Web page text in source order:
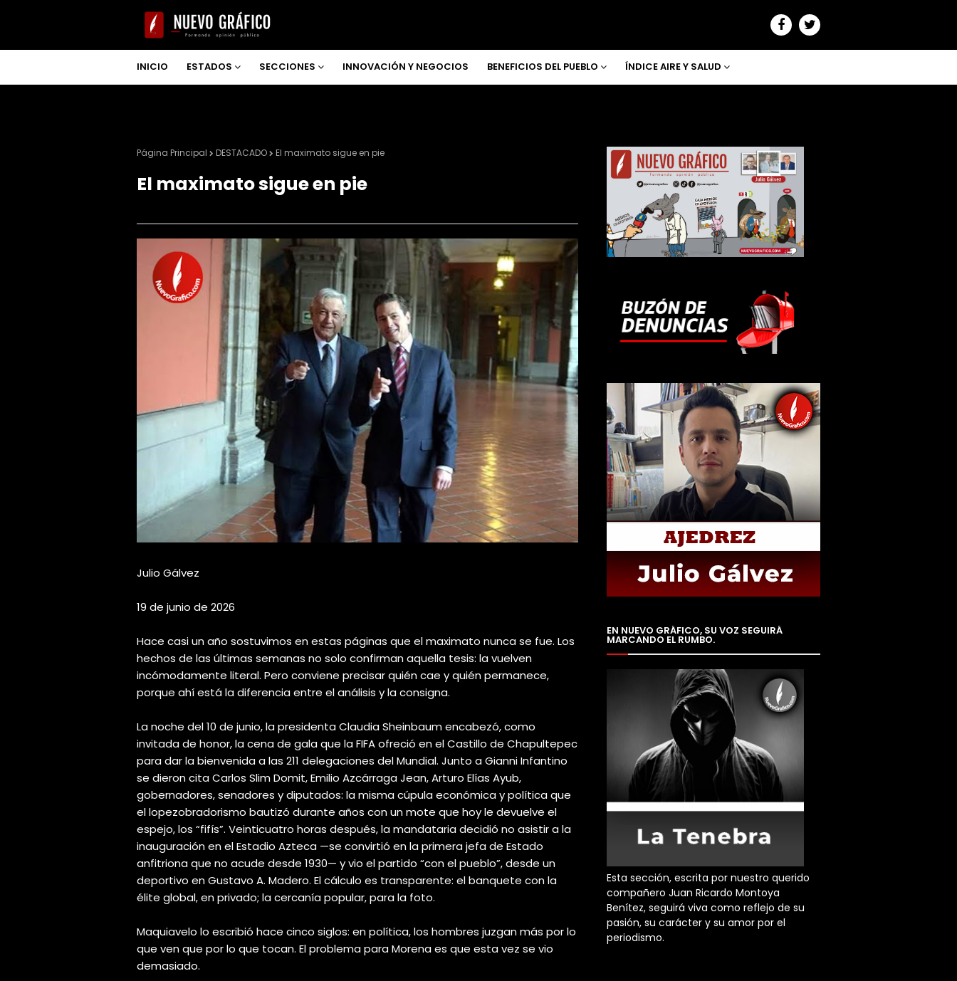
INICIO ESTADOS SECCIONES INNOVACIÓN Y NEGOCIOS BENEFICIOS DEL PUEBLO ÍNDICE AIRE Y SALUD
Página Principal DESTACADO El maximato sigue en pie
El maximato sigue en pie
Julio Gálvez
19 de junio de 2026
Hace casi un año sostuvimos en estas páginas que el maximato nunca se fue. Los
hechos de las últimas semanas no solo confirman aquella tesis: la vuelven
incómodamente literal. Pero conviene precisar quién cae y quién permanece,
porque ahí está la diferencia entre el análisis y la consigna.
La noche del 10 de junio, la presidenta Claudia Sheinbaum encabezó, como
invitada de honor, la cena de gala que la FIFA ofreció en el Castillo de Chapultepec
para dar la bienvenida a las 211 delegaciones del Mundial. Junto a Gianni Infantino
se dieron cita Carlos Slim Domit, Emilio Azcárraga Jean, Arturo Elías Ayub,
gobernadores, senadores y diputados: la misma cúpula económica y política que
el lopezobradorismo bautizó durante años con un mote que hoy le devuelve el
espejo, los “fifís”. Veinticuatro horas después, la mandataria decidió no asistir a la
inauguración en el Estadio Azteca —se convirtió en la primera jefa de Estado
anfitriona que no acude desde 1930— y vio el partido “con el pueblo”, desde un
deportivo en Gustavo A. Madero. El cálculo es transparente: el banquete con la
élite global, en privado; la cercanía popular, para la foto.
Maquiavelo lo escribió hace cinco siglos: en política, los hombres juzgan más por lo
que ven que por lo que tocan. El problema para Morena es que esta vez se vio
demasiado.
EN NUEVO GRÁFICO, SU VOZ SEGUIRÁ
MARCANDO EL RUMBO.
Esta sección, escrita por nuestro querido
compañero Juan Ricardo Montoya
Benítez, seguirá viva como reflejo de su
pasión, su carácter y su amor por el
periodismo.